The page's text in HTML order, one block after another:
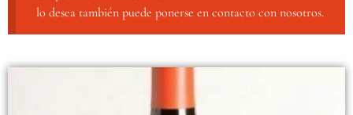
lo desea también puede ponerse en contacto con nosotros.